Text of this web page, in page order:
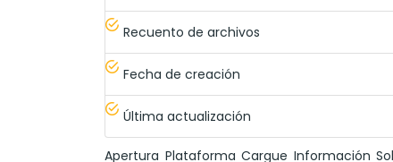
Recuento de archivos
Fecha de creación
Última actualización
Apertura Plataforma Cargue Información